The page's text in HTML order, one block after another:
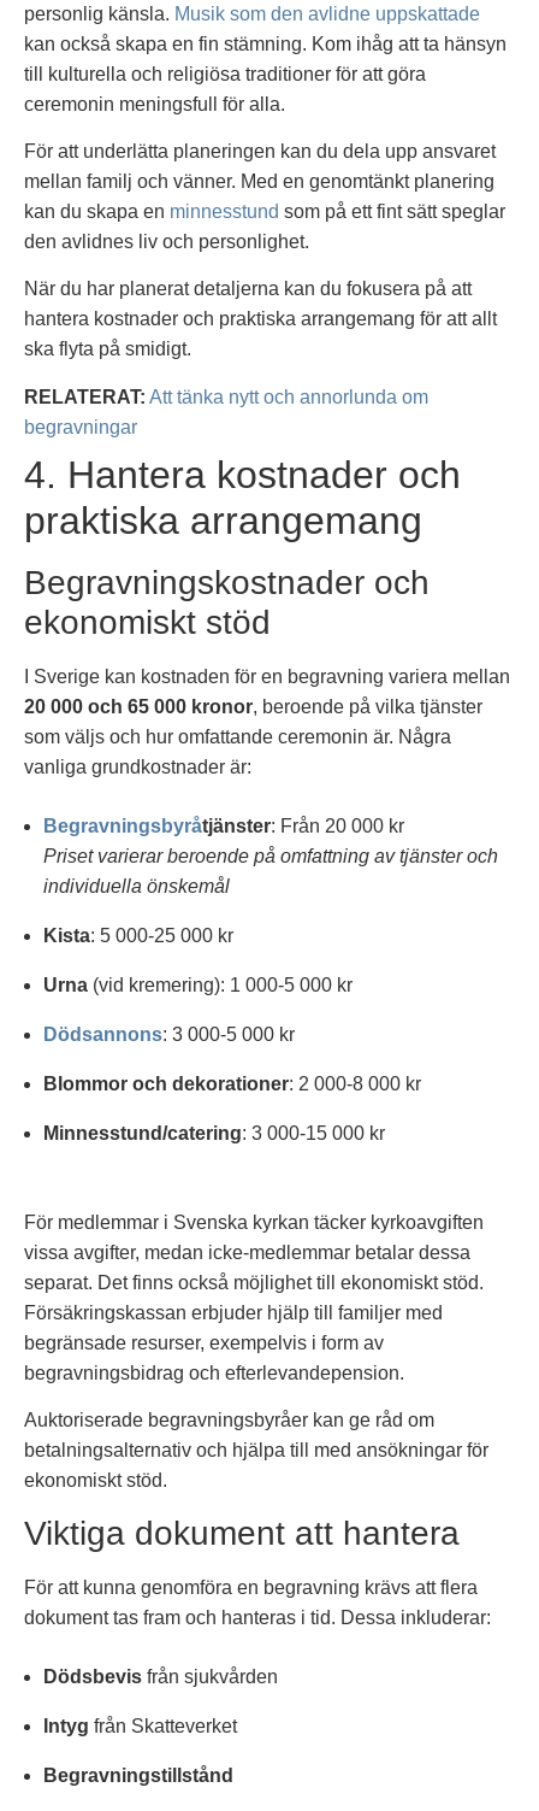
personlig känsla. Musik som den avlidne uppskattade
kan också skapa en fin stämning. Kom ihåg att ta hänsyn
till kulturella och religiösa traditioner för att göra
ceremonin meningsfull för alla.
För att underlätta planeringen kan du dela upp ansvaret
mellan familj och vänner. Med en genomtänkt planering
kan du skapa en minnesstund som på ett fint sätt speglar
den avlidnes liv och personlighet.
När du har planerat detaljerna kan du fokusera på att
hantera kostnader och praktiska arrangemang för att allt
ska flyta på smidigt.
RELATERAT: Att tänka nytt och annorlunda om
begravningar
4. Hantera kostnader och
praktiska arrangemang
Begravningskostnader och
ekonomiskt stöd
I Sverige kan kostnaden för en begravning variera mellan
20 000 och 65 000 kronor, beroende på vilka tjänster
som väljs och hur omfattande ceremonin är. Några
vanliga grundkostnader är:
Begravningsbyråtjänster: Från 20 000 kr
Priset varierar beroende på omfattning av tjänster och
individuella önskemål
Kista: 5 000-25 000 kr
Urna (vid kremering): 1 000-5 000 kr
Dödsannons: 3 000-5 000 kr
Blommor och dekorationer: 2 000-8 000 kr
Minnesstund/catering: 3 000-15 000 kr
För medlemmar i Svenska kyrkan täcker kyrkoavgiften
vissa avgifter, medan icke-medlemmar betalar dessa
separat. Det finns också möjlighet till ekonomiskt stöd.
Försäkringskassan erbjuder hjälp till familjer med
begränsade resurser, exempelvis i form av
begravningsbidrag och efterlevandepension.
Auktoriserade begravningsbyråer kan ge råd om
betalningsalternativ och hjälpa till med ansökningar för
ekonomiskt stöd.
Viktiga dokument att hantera
För att kunna genomföra en begravning krävs att flera
dokument tas fram och hanteras i tid. Dessa inkluderar:
Dödsbevis från sjukvården
Intyg från Skatteverket
Begravningstillstånd